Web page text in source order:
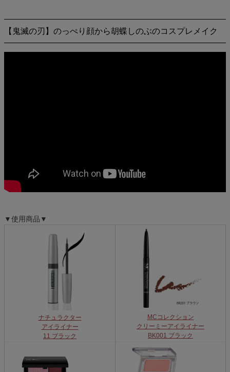
【鬼滅の刃】のっぺり顔から胡蝶しのぶのコスプレメイク
▼使用商品▼
ナチュラクター
アイライナー
11 ブラック
MCコレクション
クリーミーアイライナー
BK001 ブラック